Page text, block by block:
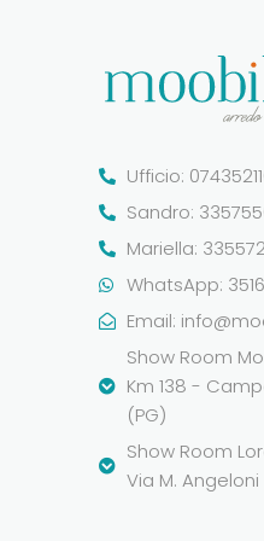
Ufficio:
Sandro:
Mariella:
WhatsApp:
Email:
Show Room
Km 138 -
(PG)
Show Room
Via M.